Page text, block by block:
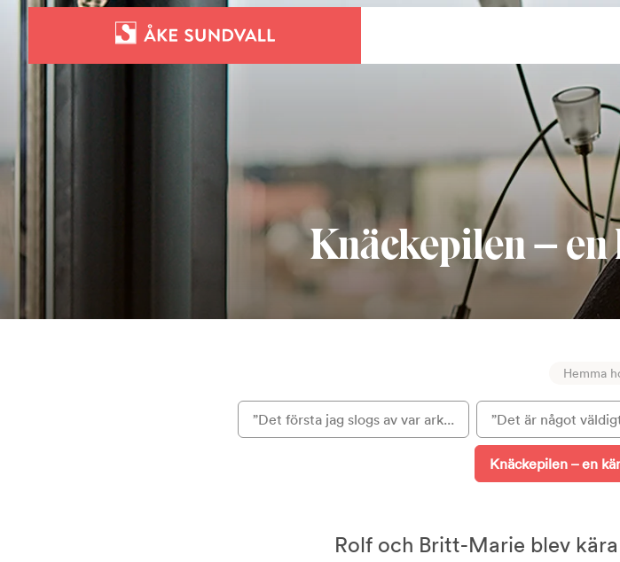
Bostäder
Lokaler och parkering
Entreprenad
Knäckepilen –
Hemma
”Det första jag slogs av var ark... ”Det är något
Knäckepilen – en
Rolf och Britt-Marie blev